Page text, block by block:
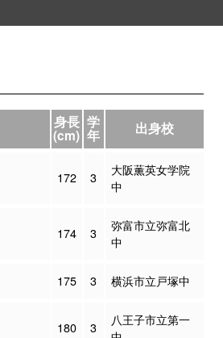
身長
(cm)
学
年 出身校
172 3
大阪薫英女学院
中
174 3
弥富市立弥富北
中
175 3 横浜市立戸塚中
180 3
八王子市立第一